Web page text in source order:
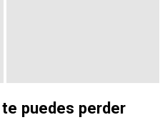
puedes perder